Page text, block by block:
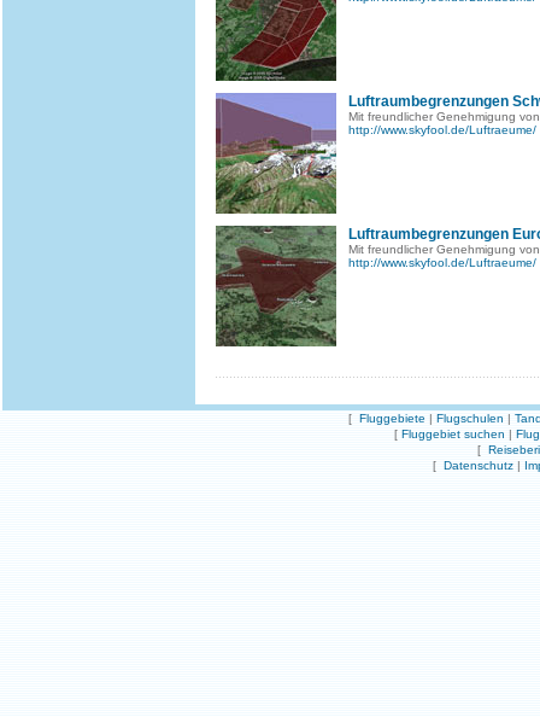
Luftraumbegrenzungen
Mit freundlicher Genehmigung
http://www.skyfool.de/Luftraeume/
Luftraumbegrenzungen
Mit freundlicher Genehmigung
http://www.skyfool.de/Luftraeume/
[ Fluggebiete | Flugschulen |
[ Fluggebiet suchen |
[
[ Datenschutz |